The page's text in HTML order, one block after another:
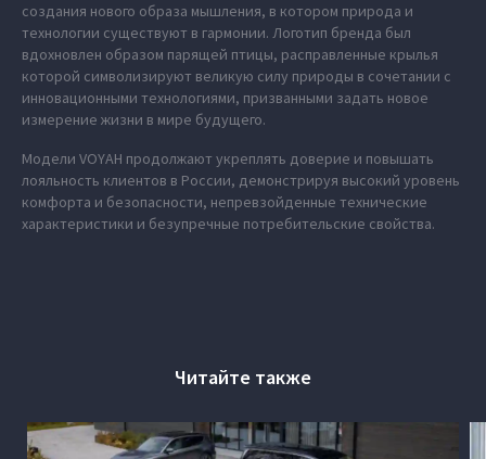
создания нового образа мышления, в котором природа и
технологии существуют в гармонии. Логотип бренда был
вдохновлен образом парящей птицы, расправленные крылья
которой символизируют великую силу природы в сочетании с
инновационными технологиями, призванными задать новое
измерение жизни в мире будущего.
Модели VOYAH продолжают укреплять доверие и повышать
лояльность клиентов в России, демонстрируя высокий уровень
комфорта и безопасности, непревзойденные технические
характеристики и безупречные потребительские свойства.
Читайте также